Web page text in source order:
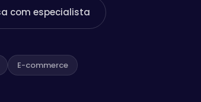
com especialista
E-commerce